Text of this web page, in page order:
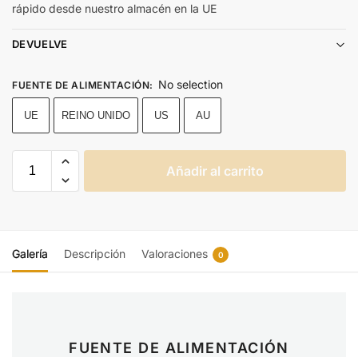
rápido desde nuestro almacén en la UE
DEVUELVE
FUENTE DE ALIMENTACIÓN: No selection
UE REINO UNIDO US AU
Añadir al carrito
Galería Descripción Valoraciones 0
FUENTE DE ALIMENTACIÓN